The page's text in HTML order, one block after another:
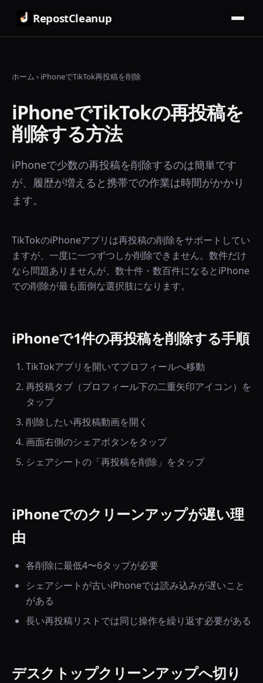
RepostCleanup
ホーム › iPhoneでTikTok再投稿を削除
iPhoneでTikTokの再投稿を
削除する方法
iPhoneで少数の再投稿を削除するのは簡単です
が、履歴が増えると携帯での作業は時間がかかり
ます。
TikTokのiPhoneアプリは再投稿の削除をサポートしてい
ますが、一度に一つずつしか削除できません。数件だけ
なら問題ありませんが、数十件・数百件になるとiPhone
での削除が最も面倒な選択肢になります。
iPhoneで1件の再投稿を削除する手順
TikTokアプリを開いてプロフィールへ移動
再投稿タブ（プロフィール下の二重矢印アイコン）を
タップ
削除したい再投稿動画を開く
画面右側のシェアボタンをタップ
シェアシートの「再投稿を削除」をタップ
iPhoneでのクリーンアップが遅い理
由
各削除に最低4〜6タップが必要
シェアシートが古いiPhoneでは読み込みが遅いこと
がある
長い再投稿リストでは同じ操作を繰り返す必要がある
デスクトップクリーンアップへ切り